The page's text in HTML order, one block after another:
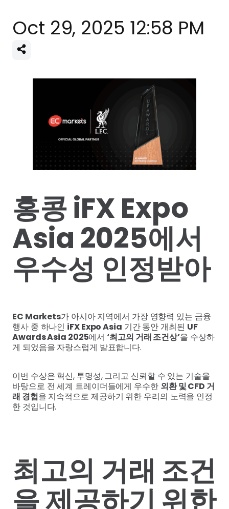
Oct 29, 2025 12:58 PM
홍콩 iFX Expo
Asia 2025에서
우수성 인정받아
EC Markets가 아시아 지역에서 가장 영향력 있는 금융
행사 중 하나인 iFX Expo Asia 기간 동안 개최된 UF
Awards Asia 2025에서‘최고의 거래 조건상’을 수상하
게 되었음을 자랑스럽게 발표합니다.
이번 수상은 혁신, 투명성, 그리고 신뢰할 수 있는 기술을
바탕으로 전 세계 트레이더들에게 우수한 외환 및 CFD 거
래 경험을 지속적으로 제공하기 위한 우리의 노력을 인정
한 것입니다.
최고의 거래 조건
을 제공하기 위한